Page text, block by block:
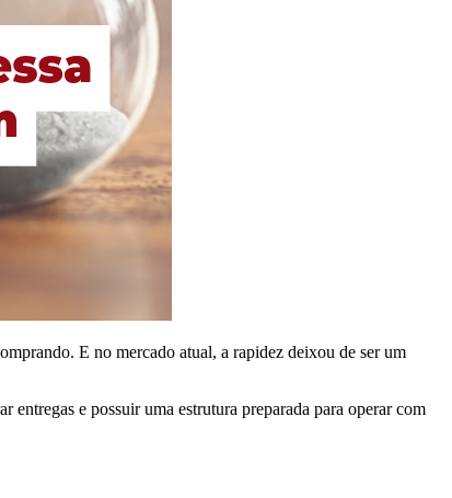
E no mercado atual, a rapidez deixou de ser um
entregas e possuir uma estrutura preparada para operar com